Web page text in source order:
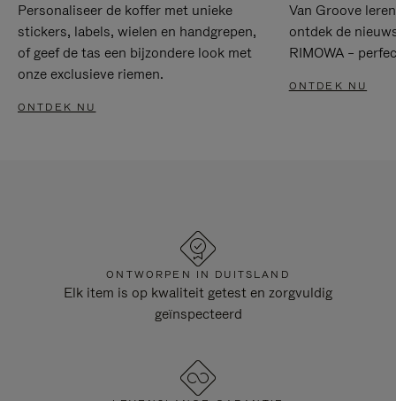
Personaliseer de koffer met unieke
stickers, labels, wielen en handgrepen,
of geef de tas een bijzondere look met
onze exclusieve riemen.
ONTDEK NU
Van Groove
ontdek de
RIMOWA –
ONTDEK NU
ONTWORPEN IN DUITSLAND
Elk item is op kwaliteit getest en zorgvuldig
geïnspecteerd